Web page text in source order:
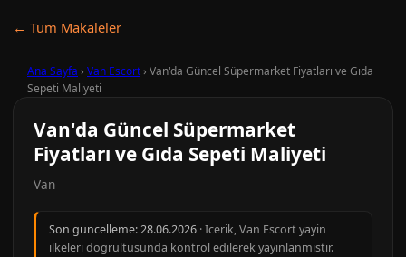
← Tum Makaleler
Ana Sayfa › Van Escort› Van'da Güncel Süpermarket Fiyatları ve Gıda
Sepeti Maliyeti
Van'da Güncel Süpermarket
Fiyatları ve Gıda Sepeti Maliyeti
Van
Son guncelleme:28.06.2026 · Icerik, Van Escort yayin
ilkeleri dogrultusunda kontrol edilerek yayinlanmistir.